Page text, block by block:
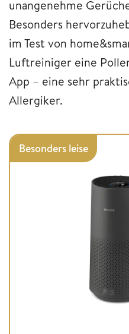
unangenehme
Besonders
im Test von
Luftreiniger eine
App – eine sehr
Allergiker.
Besonders leise